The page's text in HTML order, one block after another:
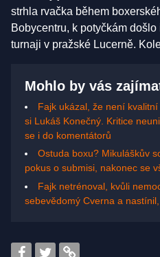
strhla rvačka během
Bobycentru, k potyčkám
turnaji v pražské Lucerně.
Mohlo by vás
Fajk ukázal, že není
si Lukáš Konečný. Kritice
se i do komentátorů
Ostuda boxu? Mikuláškův
pokus o submisi, nakonec se
Fajk netrénoval, kvůli
sebevědomý Cverna a